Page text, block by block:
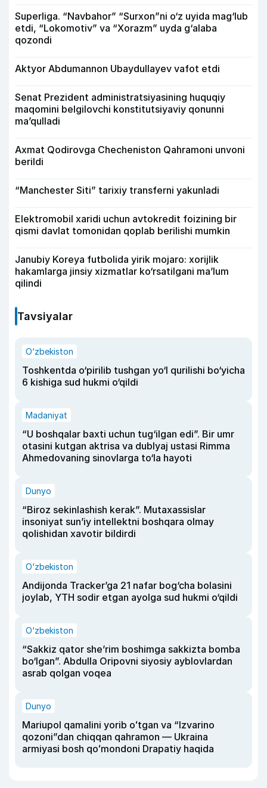
Superliga. “Navbahor” “Surxon”ni o‘z uyida mag‘lub
etdi, “Lokomotiv” va “Xorazm” uyda g‘alaba
qozondi
Aktyor Abdu­mannon Ubaydullayev vafot etdi
Senat Prezident administratsiyasining huquqiy
maqomini belgilovchi konstitutsiyaviy qonunni
ma’qulladi
Axmat Qodirovga Checheniston Qahramoni unvoni
berildi
“Manchester Siti” tarixiy transferni yakunladi
Elektromobil xaridi uchun avtokredit foizining bir
qismi davlat tomonidan qoplab berilishi mumkin
Janubiy Koreya futbolida yirik mojaro: xorijlik
hakamlarga jinsiy xizmatlar ko‘rsatilgani ma’lum
qilindi
Tavsiyalar
O‘zbekiston
Toshkentda o‘pirilib tushgan yo‘l qurilishi bo‘yicha
6 kishiga sud hukmi o‘qildi
Madaniyat
“U boshqalar baxti uchun tug‘ilgan edi”. Bir umr
otasini kutgan aktrisa va dublyaj ustasi Rimma
Ahmedovaning sinovlarga to‘la hayoti
Dunyo
“Biroz sekinlashish kerak”. Mutaxassislar
insoniyat sun’iy intellektni boshqara olmay
qolishidan xavotir bildirdi
O‘zbekiston
Andijonda Tracker’ga 21 nafar bog‘cha bolasini
joylab, YTH sodir etgan ayolga sud hukmi o‘qildi
O‘zbekiston
“Sakkiz qator she’rim boshimga sakkizta bomba
bo‘lgan”. Abdulla Oripovni siyosiy ayblovlardan
asrab qolgan voqea
Dunyo
Mariupol qamalini yorib oʻtgan va “Izvarino
qozoni”dan chiqqan qahramon — Ukraina
armiyasi bosh qoʻmondoni Drapatiy haqida